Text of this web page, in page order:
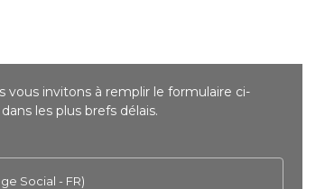
vous invitons à remplir le formulaire ci-
les plus brefs délais.
Social - FR)